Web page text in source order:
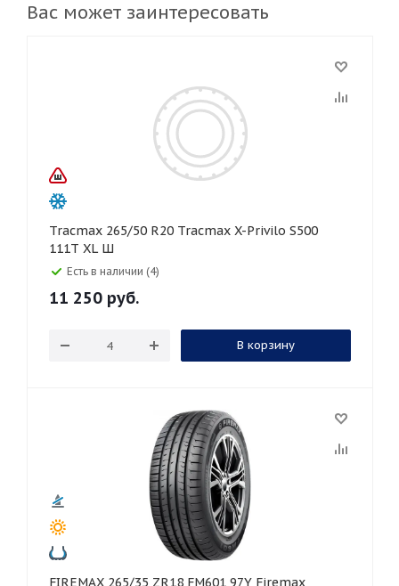
Вас может заинтересовать
Tracmax 265/50 R20 Tracmax X-Privilo S500
111T XL Ш
Есть в наличии (4)
11 250 руб.
В корзину
FIREMAX 265/35 ZR18 FM601 97Y Firemax